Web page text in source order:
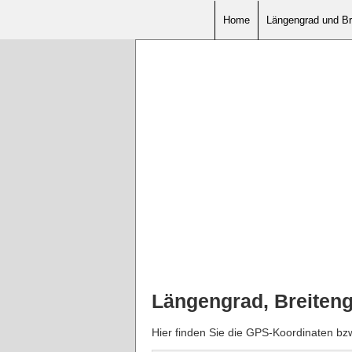
Home Längengrad und
Längengrad,
Hier finden Sie die GPS-Koordinaten